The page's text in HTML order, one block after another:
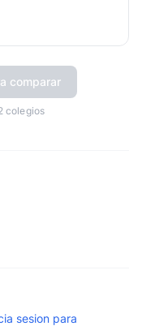
comparar
colegios
sesion para